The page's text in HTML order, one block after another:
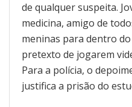
de qualquer suspeita.
medicina, amigo de
meninas para dentro
pretexto de jogarem
Para a polícia, o
justifica a prisão do